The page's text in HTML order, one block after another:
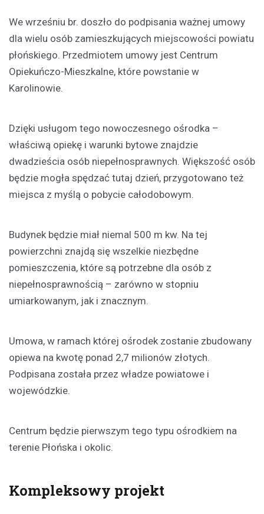
We wrześniu br. doszło do podpisania ważnej umowy
dla wielu osób zamieszkujących miejscowości powiatu
płońskiego. Przedmiotem umowy jest Centrum
Opiekuńczo-Mieszkalne, które powstanie w
Karolinowie.
Dzięki usługom tego nowoczesnego ośrodka –
właściwą opiekę i warunki bytowe znajdzie
dwadzieścia osób niepełnosprawnych. Większość osób
będzie mogła spędzać tutaj dzień, przygotowano też
miejsca z myślą o pobycie całodobowym.
Budynek będzie miał niemal 500 m kw. Na tej
powierzchni znajdą się wszelkie niezbędne
pomieszczenia, które są potrzebne dla osób z
niepełnosprawnością – zarówno w stopniu
umiarkowanym, jak i znacznym.
Umowa, w ramach której ośrodek zostanie zbudowany
opiewa na kwotę ponad 2,7 milionów złotych.
Podpisana została przez władze powiatowe i
wojewódzkie.
Centrum będzie pierwszym tego typu ośrodkiem na
terenie Płońska i okolic.
Kompleksowy projekt